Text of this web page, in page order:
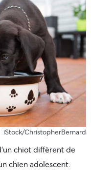
iStock/ChristopherBernard
chiot diffèrent de
chien adolescent.